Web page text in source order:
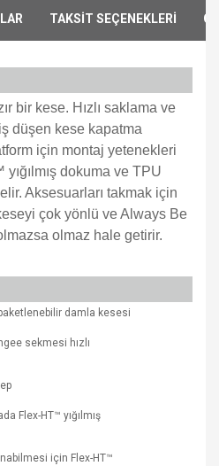
TAKSİT SEÇENEKLERİ
bir kese. Hızlı saklama ve
düşen kese kapatma
için montaj yetenekleri
dokuma ve TPU
Aksesuarları takmak için
çok yönlü ve Always Be
olmaz hale getirir.
damla kesesi
sekmesi hızlı
Flex-HT™ yığılmış
için Flex-HT™